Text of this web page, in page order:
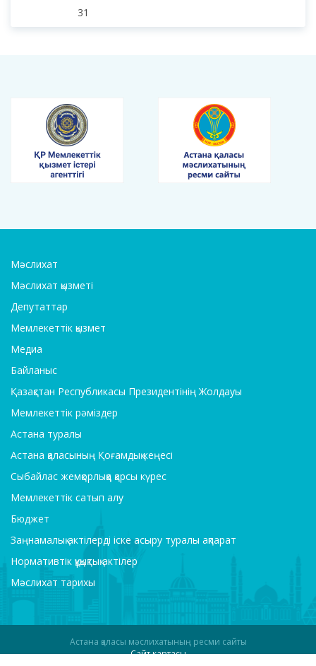
31
Мәслихат
Мәслихат қызметі
Депутаттар
Мемлекеттік қызмет
Медиа
Байланыс
Қазақстан Республикасы Президентінің Жолдауы
Мемлекеттік рәміздер
Астана туралы
Астана қаласының Қоғамдық кеңесі
Сыбайлас жемқорлыққа қарсы күрес
Мемлекеттік сатып алу
Бюджет
Заңнамалық актілерді іске асыру туралы ақпарат
Нормативтік құқықтық актілер
Мәслихат тарихы
Астана қаласы мәслихатының ресми сайты
Сайт картасы